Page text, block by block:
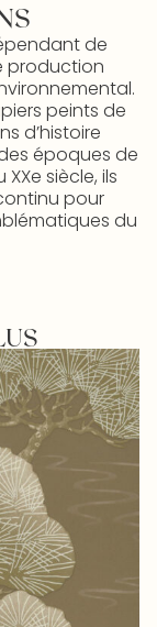
de
production
peints de
d’histoire
époques de
siècle, ils
pour
du